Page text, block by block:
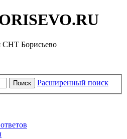
СНТ Борисьево
Поиск Расширенный поиск